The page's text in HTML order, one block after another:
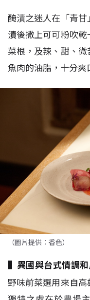
醃漬之迷人在「青
漬後撒上可可粉吹
菜根，及辣、甜、
魚肉的油脂，十分爽
（圖片提供：香色）
▌異國與台式情調
野味前菜選用來自